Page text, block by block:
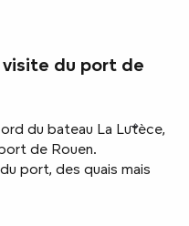
visite du port de
du bateau La Lutèce,
de Rouen.
port, des quais mais